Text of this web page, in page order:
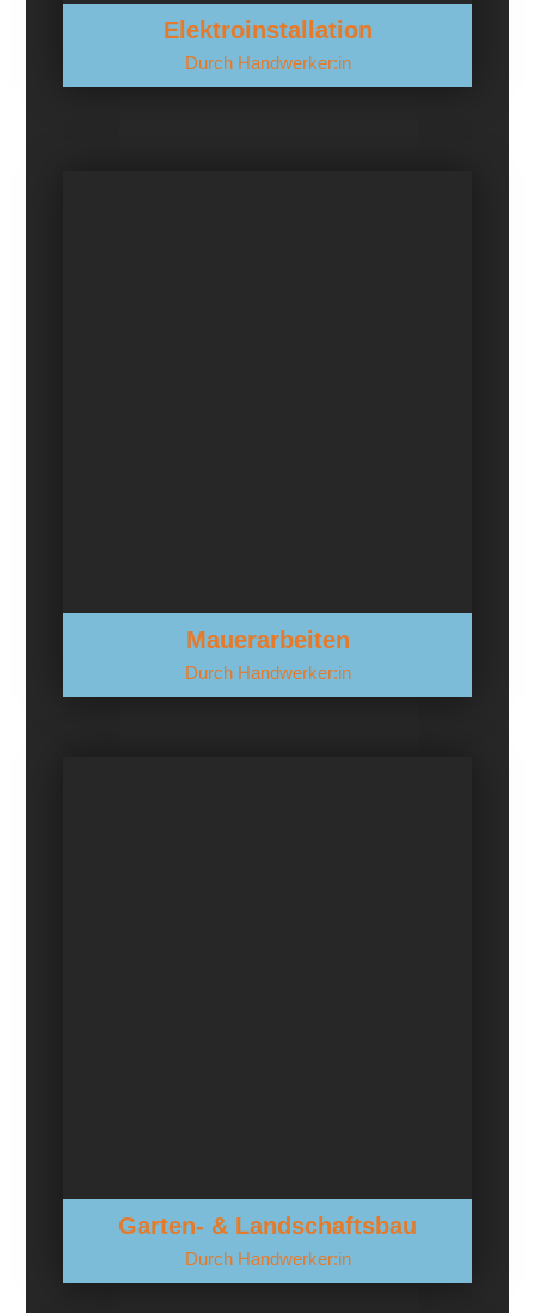
Elektroinstallation
Durch Handwerker:in
Mauerarbeiten
Durch Handwerker:in
Garten- & Landschaftsbau
Durch Handwerker:in